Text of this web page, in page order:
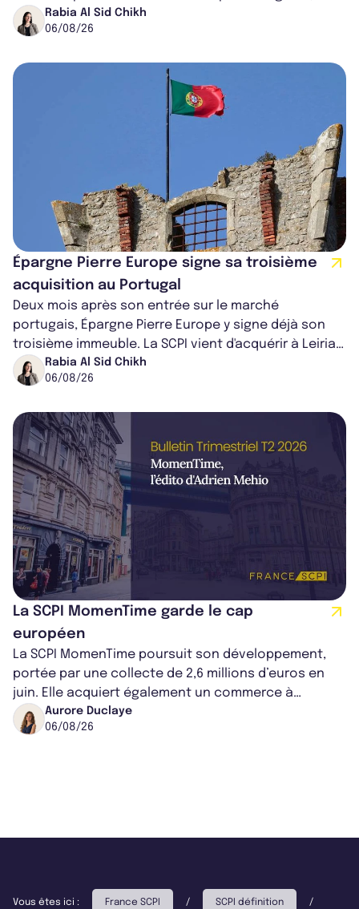
ancien directeur des investissements d...
Rabia Al Sid Chikh
06/08/26
Épargne Pierre Europe signe sa troisième
acquisition au Portugal
Deux mois après son entrée sur le marché
portugais, Épargne Pierre Europe y signe déjà son
troisième immeuble. La SCPI vient d'acquérir à Leiria,
dans le centre du pays, un établis...
Rabia Al Sid Chikh
06/08/26
La SCPI MomenTime garde le cap
européen
La SCPI MomenTime poursuit son développement,
portée par une collecte de 2,6 millions d’euros en
juin. Elle acquiert également un commerce à
Worcester, place une plateforme logisti...
Aurore Duclaye
06/08/26
Vous êtes ici : France SCPI / SCPI définition /